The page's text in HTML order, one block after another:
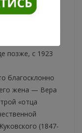
сборочные
это по
позже, с 1923
благосклонно
жена — Вера
«отца
(1847-